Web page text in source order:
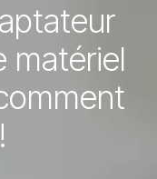
matériel